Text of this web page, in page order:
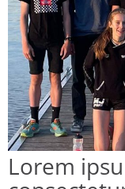
Lorem